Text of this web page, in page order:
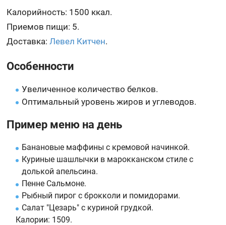
Калорийность: 1500 ккал.
Приемов пищи: 5.
Доставка:Левел Китчен.
Особенности
Увеличенное количество белков.
Оптимальный уровень жиров и углеводов.
Пример меню на день
Банановые маффины с кремовой начинкой.
Куриные шашлычки в марокканском стиле с
долькой апельсина.
Пенне Сальмоне.
Рыбный пирог с брокколи и помидорами.
Салат "Цезарь" с куриной грудкой.
Калории: 1509.